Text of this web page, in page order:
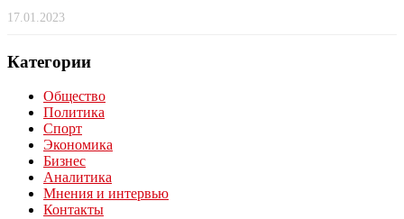
17.01.2023
Категории
Общество
Политика
Спорт
Экономика
Бизнес
Аналитика
Мнения и интервью
Контакты